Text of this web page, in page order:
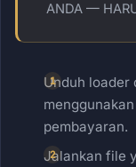
ANDA —
Unduh loader
pembayaran.
Jalankan file